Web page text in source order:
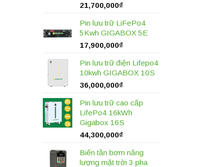
21,700,000₫
Pin lưu trữ LiFePo4
5Kwh GIGABOX 5E
17,900,000₫
Pin lưu trữ điện Lifepo4
10kwh GIGABOX 10S
36,000,000₫
Pin lưu trữ cao cấp
LifePo4 16kWh
Gigabox 16S
44,300,000₫
Biến tần bơm năng
lượng mặt trời 3 pha